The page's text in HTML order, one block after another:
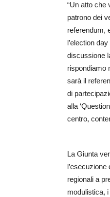
“Un atto che
patrono dei
referendum,
l’election
discussione
rispondiamo
sarà il
di
alla
centro,
La Giunta
regionali a
modulistica,